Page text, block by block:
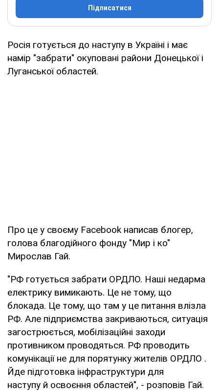
Підписатися
Росія готується до наступу в Україні і має
намір "забрати" окуповані райони Донецької і
Луганської областей.
Про це у своєму Facebook написав блогер,
голова благодійного фонду "Мир і ко"
Мирослав Гай.
"РФ готується забрати ОРДЛО. Наші недарма
електрику вимикають. Це не тому, що
блокада. Це тому, що там у це питання влізла
РФ. Але підприємства закриваються, ситуація
загострюється, мобілізаційні заходи
противником проводяться. РФ проводить
комунікації не для порятунку жителів ОРДЛО .
Йде підготовка інфраструктури для
наступу й освоєння областей", - розповів Гай.